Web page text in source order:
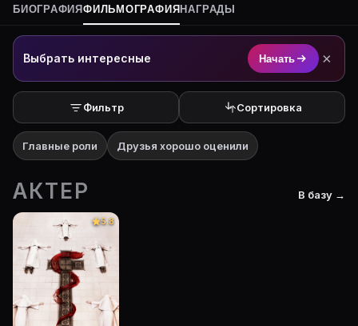
БИОГРАФИЯФИЛЬМОГРАФИЯ НАГРАДЫ
Выбрать интересные Начать ×
Фильтр Сортировка
Главные роли Друзья хорошо оценили
АКТЕР В базу →
5.8